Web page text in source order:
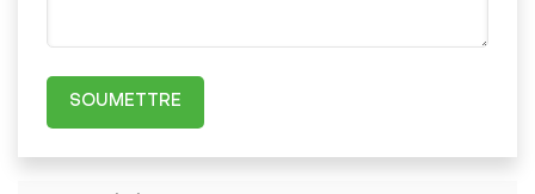
SOUMETTRE